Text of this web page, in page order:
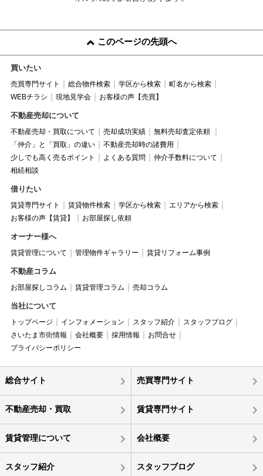
このページの先頭へ
買いたい
売買専門サイト 総合物件検索 学区から検索
町名から検索
WEBチラシ
現地見学会 お客様の声【売買】
不動産売却について
不動産売却・買取について 売却成功実績
無料売却査定依頼
「仲介」と「買取」の違い
不動産売却時の諸費用
少しでも高く売るポイント
よくある質問
仲介手数料について
相続相談
借りたい
賃貸専門サイト 賃貸物件検索 学区から検索
エリアから検索
お客様の声【賃貸】
お部屋探し依頼
オーナー様へ
賃貸管理について 管理物件ギャラリー 賃貸リフォーム事例
不動産コラム
お部屋探しコラム 賃貸管理コラム 売却コラム
当社について
トップページ インフォメーション スタッフ紹介
スタッフブログ
さいたま市街情報
会社概要 採用情報
お問合せ
プライバシーポリシー
総合サイト 売買専門サイト
不動産売却・買取 賃貸専門サイト
賃貸管理について 会社概要
スタッフ紹介 スタッフブログ